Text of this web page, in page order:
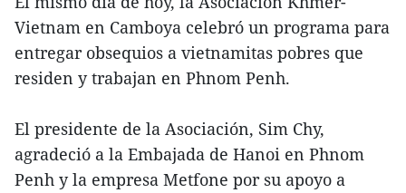
Vietnam en Camboya celebró un programa para
entregar obsequios a vietnamitas pobres que
residen y trabajan en Phnom Penh.
El presidente de la Asociación, Sim Chy,
agradeció a la Embajada de Hanoi en Phnom
Penh y la empresa Metfone por su apoyo a